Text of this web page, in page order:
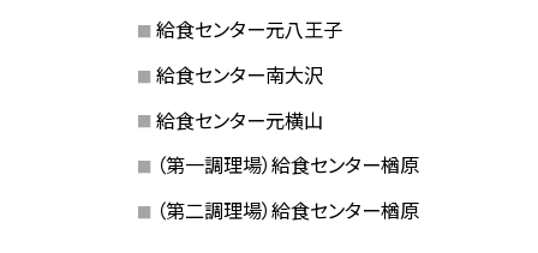
給食センター元八王子
給食センター南大沢
給食センター元横山
（第一調理場）給食センター楢原
（第二調理場）給食センター楢原